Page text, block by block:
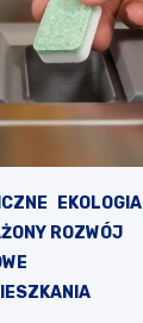
EKOLOGIA
ROZWÓJ